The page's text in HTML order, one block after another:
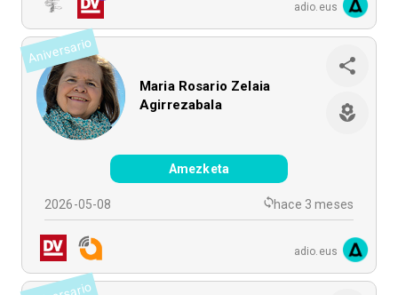
adio.eus
Aniversario
Maria Rosario Zelaia
Agirrezabala
Amezketa
2026-05-08 hace 3 meses
adio.eus